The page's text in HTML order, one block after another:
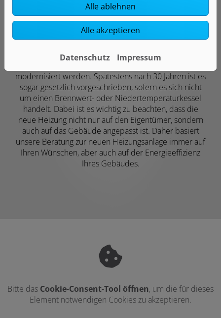
Nach 15 Jahren sollte eine Heizung im Normalfall
modernisiert werden. Spätestens nach 30 Jahren ist es
sogar gesetzlich vorgeschrieben, sofern es sich nicht
um einen Brennwert- oder Niedertemperaturkessel
handelt. Dabei ist es wichtig zu beachten, dass die
neue Heizung nicht nur auf den Eigentümer, sondern
auch auf das Gebäude angepasst ist. Daher basiert
unsere Beratung zur neuen Heizungsanlage immer auf
Ihren Wünschen, aber auch auf der Energieeffizienz
Ihres Gebäudes.
Bitte das Cookie-Consent-Tool öffnen, um die für dieses
Element notwendigen Cookies zu akzeptieren.
Alle ablehnen
Alle akzeptieren
Datenschutz Impressum